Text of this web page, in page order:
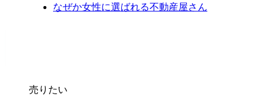
なぜか女性に選ばれる不動産屋さん
売りたい